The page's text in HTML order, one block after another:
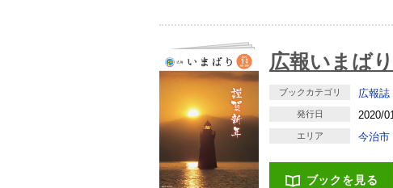
広報いまば
ブックカテゴリ 広報誌
発行日 2020/
エリア 今治市
ブックを見る